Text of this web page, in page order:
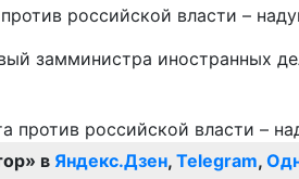
российской власти –
замминистра иностранных
в Яндекс.Дзен, Telegram,